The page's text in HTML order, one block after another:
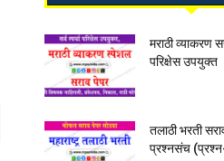
मराठी व्याकरण
परिक्षेस उपयुक्त
तलाठी भरती
प्रश्नसंच